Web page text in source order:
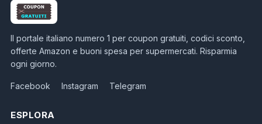
Il portale italiano numero 1 per coupon gratuiti, codici sconto,
offerte Amazon e buoni spesa per supermercati. Risparmia
ogni giorno.
Facebook Instagram Telegram
ESPLORA